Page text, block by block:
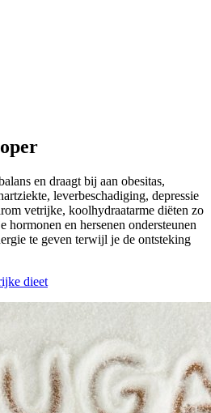
en draagt bij aan obesitas,
leverbeschadiging, depressie
vetrijke, koolhydraatarme diëten zo
hormonen en hersenen ondersteunen
te geven terwijl je de ontsteking
dieet